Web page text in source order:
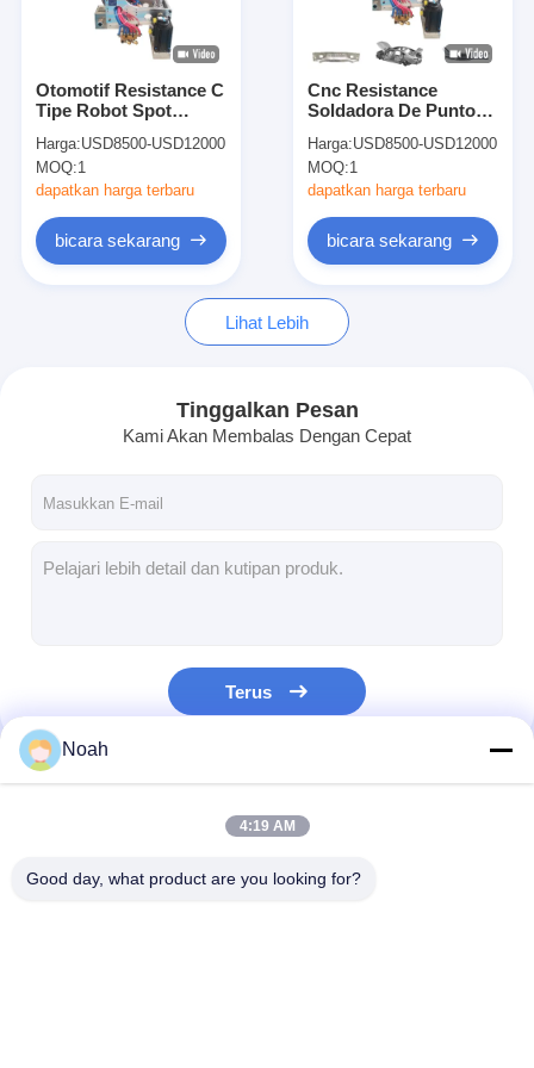
Wisata pabrik
Hubungi kami
Berita
Semua Kasus
mesin pengelasan titik portabel
Mesin pengelasan titik stasioner
Mesin pengelasan titik sisi tunggal
Mesin Las Jahitan
Senjata Pengelasan Titik Robot
Otomotif Resistance C
Tipe Robot Spot
Untuk Otomotif
Harga:USD8500-USD12000
MOQ:1
dapatkan harga terbaru
bicara sekarang
Cnc Resistance
Soldadora De Punto
Robot Pengelasan
Titik
Harga:USD8500-USD12000
MOQ:1
dapatkan harga terbaru
bicara sekarang
Lihat Lebih
Tinggalkan Pesan
Kami Akan Membalas Dengan Cepat
Terus
Kategori Kami
Noah
4:19 AM
Good day, what product are you looking for?